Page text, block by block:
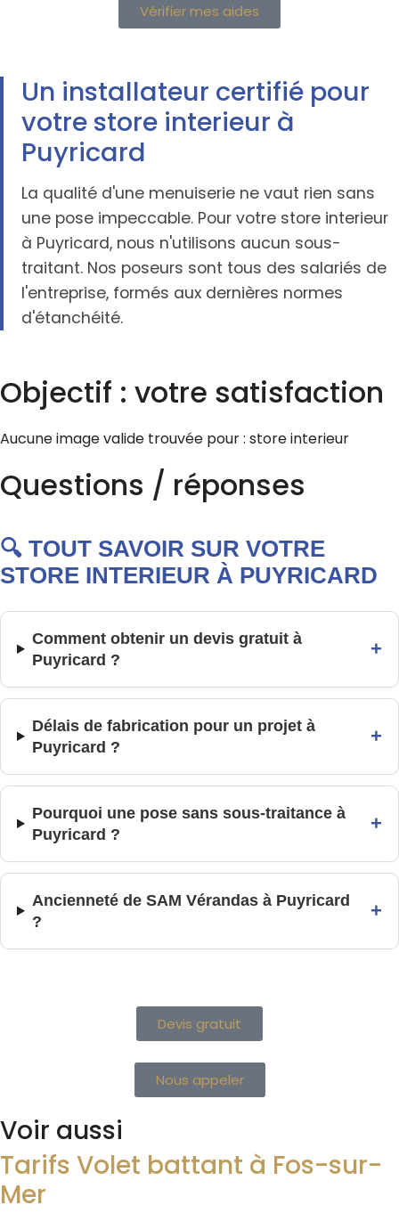
Vérifier mes aides
Un installateur certifié pour
votre store interieur à
Puyricard
La qualité d'une menuiserie ne vaut rien sans
une pose impeccable. Pour votre store interieur
à Puyricard, nous n'utilisons aucun sous-
traitant. Nos poseurs sont tous des salariés de
l'entreprise, formés aux dernières normes
d'étanchéité.
Objectif : votre satisfaction
Aucune image valide trouvée pour : store interieur
Questions / réponses
🔍 TOUT SAVOIR SUR VOTRE
STORE INTERIEUR À PUYRICARD
Comment obtenir un devis gratuit à
Puyricard ?
+
Délais de fabrication pour un projet à
Puyricard ?
+
Pourquoi une pose sans sous-traitance à
Puyricard ?
+
Ancienneté de SAM Vérandas à Puyricard
?
+
Devis gratuit
Nous appeler
Voir aussi
Tarifs Volet battant à Fos-sur-
Mer